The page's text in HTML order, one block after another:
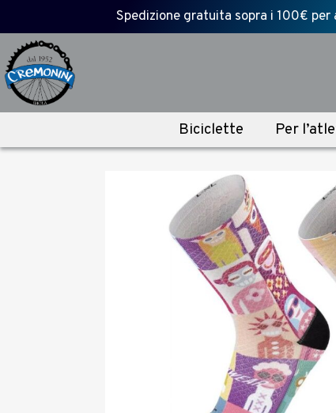
Spedizione gratuita sopra i 100€
Biciclette Per